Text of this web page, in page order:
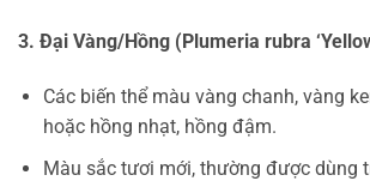
3. Đại Vàng/Hồng (Plumeria rubra
Các biến thể màu vàng chanh, vàng
hoặc hồng nhạt, hồng đậm.
Màu sắc tươi mới, thường được dùng